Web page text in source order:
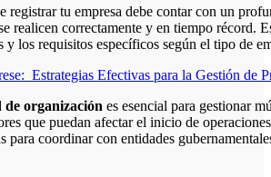
registrar tu empresa debe contar con un
realicen correctamente y en tiempo récord.
y los requisitos específicos según el tipo de
Estrategias Efectivas para la Gestión de
de organización es esencial para gestionar
que puedan afectar el inicio de
para coordinar con entidades